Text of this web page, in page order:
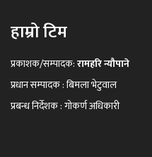
हाम्रो टिम
प्रकाशक/सम्पादक:रामहरि न्यौपाने
प्रधान सम्पादक : बिमला भेटुवाल
प्रबन्ध निर्देशक : गोकर्ण अधिकारी